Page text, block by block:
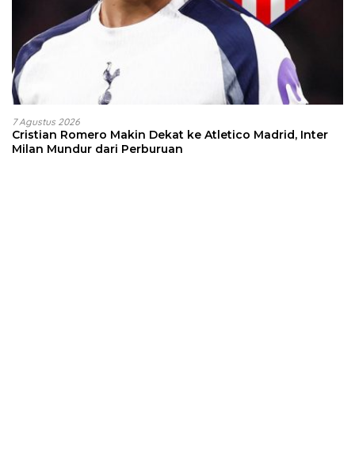
7 Agustus 2026
Cristian Romero Makin Dekat ke Atletico Madrid, Inter
Milan Mundur dari Perburuan